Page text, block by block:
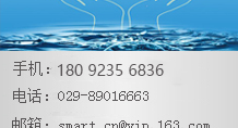
【3151投入式液位变送器】市政水处
理循环设计使用
HH智能数显差压浓度计_防腐型反应
釜减少误差的5个因素
微差压压力变送器测量密度的使用原